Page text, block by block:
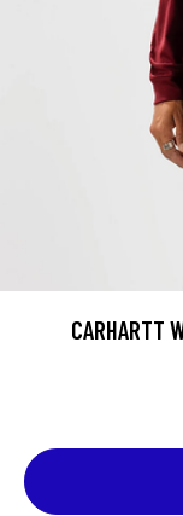
CARHARTT